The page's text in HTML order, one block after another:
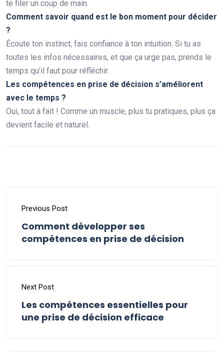
te filer un coup de main.
Comment savoir quand est le bon moment pour décider
?
Écoute ton instinct, fais confiance à ton intuition. Si tu as
toutes les infos nécessaires, et que ça urge pas, prends le
temps qu’il faut pour réfléchir.
Les compétences en prise de décision s’améliorent
avec le temps ?
Oui, tout à fait ! Comme un muscle, plus tu pratiques, plus ça
devient facile et naturel.
Previous Post
Comment développer ses
compétences en prise de décision
Next Post
Les compétences essentielles pour
une prise de décision efficace